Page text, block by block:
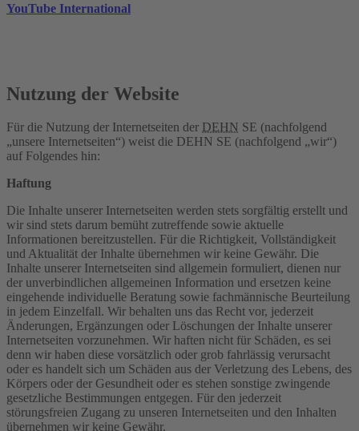
new
YouTube International
Nutzung der Website
Für die Nutzung der Internetseiten der DEHN SE (nachfolgend
„unsere Internetseiten“) weist die DEHN SE (nachfolgend „wir“)
auf Folgendes hin:
Haftung
Die Inhalte unserer Internetseiten werden stets sorgfältig erstellt und
wir sind stets darum bemüht zutreffende sowie aktuelle
Informationen bereitzustellen. Für die Richtigkeit, Vollständigkeit
und Aktualität der Inhalte übernehmen wir keine Gewähr. Die
Inhalte unserer Internetseiten sind allgemein formuliert, dienen nur
der unverbindlichen allgemeinen Information und ersetzen keine
eingehende individuelle Beratung sowie fachmännische Beurteilung
in jedem Einzelfall. Wir behalten uns das Recht vor, jederzeit
Änderungen, Ergänzungen oder Löschungen der Inhalte unserer
Internetseiten vorzunehmen. Wir haften nicht für Schäden, es sei
denn wir haben diese vorsätzlich oder grob fahrlässig verursacht
oder es handelt sich um Schäden aus der Verletzung des Lebens, des
Körpers oder der Gesundheit oder es stehen sonstige zwingende
gesetzliche Bestimmungen entgegen. Für den jederzeit
störungsfreien Zugang zu unseren Internetseiten und den Inhalten
übernehmen wir keine Gewähr.